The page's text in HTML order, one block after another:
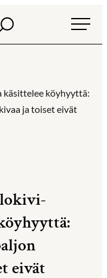
Haku
köyhyyttä:
ja toiset eivät
eivät